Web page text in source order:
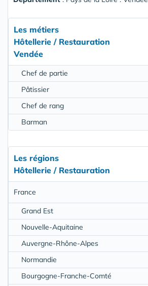
Les métiers
Hôtellerie / Restauration
Vendée
Chef de partie
Pâtissier
Chef de rang
Barman
Les régions
Hôtellerie / Restauration
France
Grand Est
Nouvelle-Aquitaine
Auvergne-Rhône-Alpes
Normandie
Bourgogne-Franche-Comté